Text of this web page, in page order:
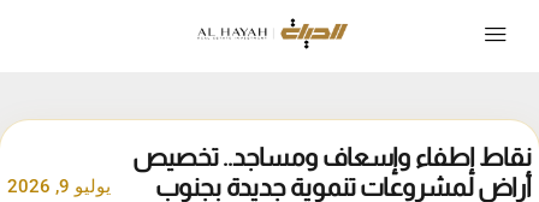
نقاط إطفاء وإسعاف ومساجد.. تخصيص
أراضٍ لمشروعات تنموية جديدة بجنوب
يوليو 9, 2026